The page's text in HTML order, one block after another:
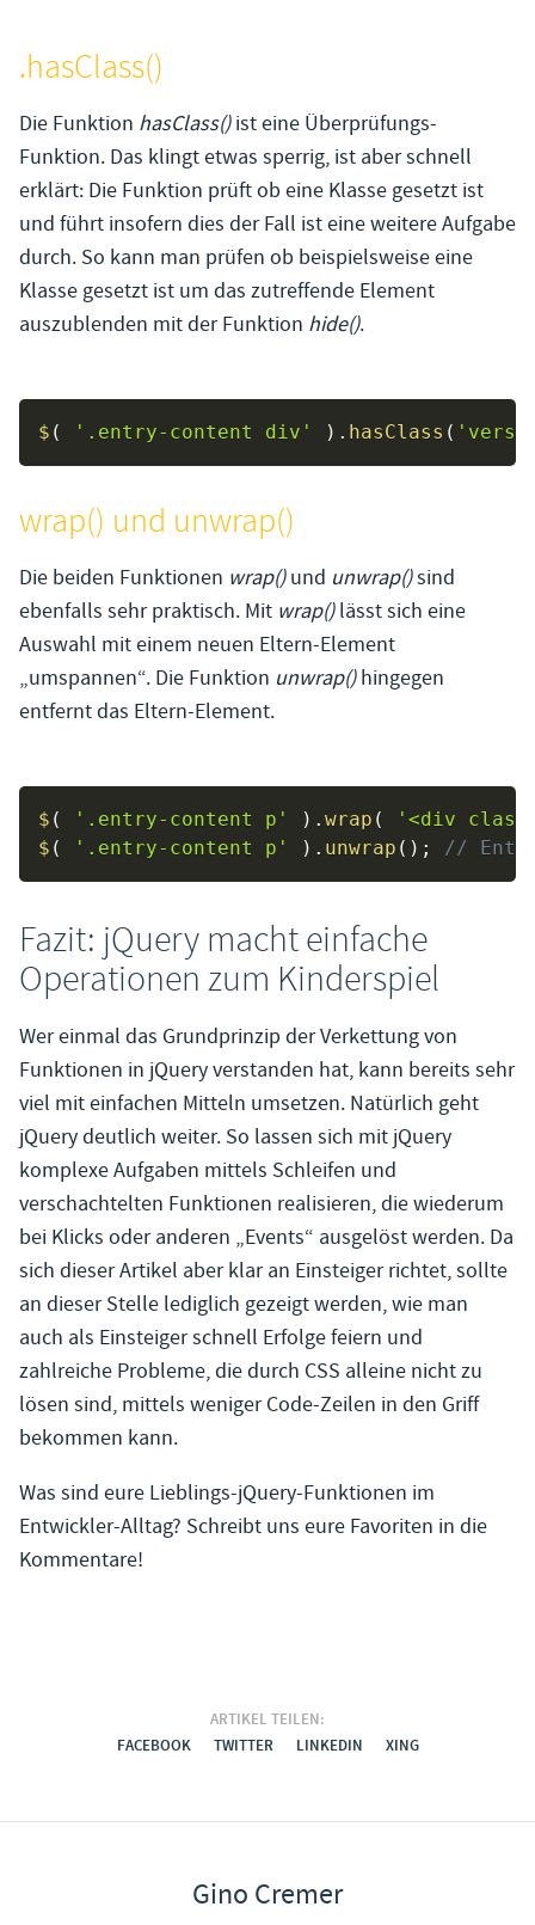
.hasClass()
Die Funktion hasClass()ist eine Überprüfungs-
Funktion. Das klingt etwas sperrig, ist aber schnell
erklärt: Die Funktion prüft ob eine Klasse gesetzt ist
und führt insofern dies der Fall ist eine weitere Aufgabe
durch. So kann man prüfen ob beispielsweise eine
Klasse gesetzt ist um das zutreffende Element
auszublenden mit der Funktion hide().
$ ( '.entry-content div' ) . hasClass (
wrap() und unwrap()
Die beiden Funktionen wrap()und unwrap()sind
ebenfalls sehr praktisch. Mit wrap()lässt sich eine
Auswahl mit einem neuen Eltern-Element
„umspannen“. Die Funktion unwrap()hingegen
entfernt das Eltern-Element.
$ ( '.entry-content p' ) . wrap (
'<div
$ ( '.entry-content p' ) . unwrap ( ) ; //
Fazit: jQuery macht einfache
Operationen zum Kinderspiel
Wer einmal das Grundprinzip der Verkettung von
Funktionen in jQuery verstanden hat, kann bereits sehr
viel mit einfachen Mitteln umsetzen. Natürlich geht
jQuery deutlich weiter. So lassen sich mit jQuery
komplexe Aufgaben mittels Schleifen und
verschachtelten Funktionen realisieren, die wiederum
bei Klicks oder anderen „Events“ ausgelöst werden. Da
sich dieser Artikel aber klar an Einsteiger richtet, sollte
an dieser Stelle lediglich gezeigt werden, wie man
auch als Einsteiger schnell Erfolge feiern und
zahlreiche Probleme, die durch CSS alleine nicht zu
lösen sind, mittels weniger Code-Zeilen in den Griff
bekommen kann.
Was sind eure Lieblings-jQuery-Funktionen im
Entwickler-Alltag? Schreibt uns eure Favoriten in die
Kommentare!
ARTIKEL TEILEN:
FACEBOOK
TWITTER LINKEDIN XING
Gino Cremer